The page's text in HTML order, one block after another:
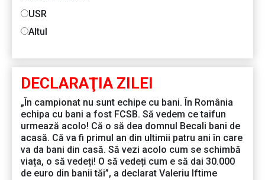
USR
Altul
DECLARAŢIA ZILEI
„În campionat nu sunt echipe cu bani. În România
echipa cu bani a fost FCSB. Să vedem ce taifun
urmează acolo! Că o să dea domnul Becali bani de
acasă. Că va fi primul an din ultimii patru ani în care
va da bani din casă. Să vezi acolo cum se schimbă
viața, o să vedeți! O să vedeți cum e să dai 30.000
de euro din banii tăi”, a declarat Valeriu Iftime